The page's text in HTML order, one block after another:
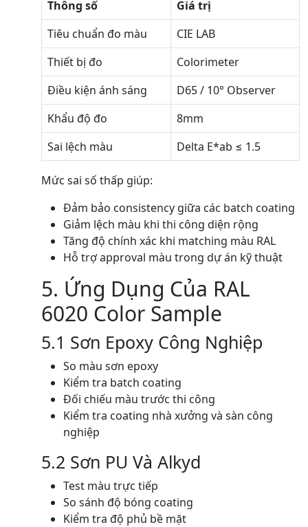
Thông số
Giá trị
Tiêu chuẩn đo màu
CIE LAB
Thiết bị đo
Colorimeter
Điều kiện ánh sáng
D65 / 10° Observer
Khẩu độ đo
8mm
Sai lệch màu
Delta E*ab ≤ 1.5
Mức sai số thấp giúp:
Đảm bảo consistency giữa các batch coating
Giảm lệch màu khi thi công diện rộng
Tăng độ chính xác khi matching màu RAL
Hỗ trợ approval màu trong dự án kỹ thuật
5. Ứng Dụng Của RAL
6020 Color Sample
5.1 Sơn Epoxy Công Nghiệp
So màu sơn epoxy
Kiểm tra batch coating
Đối chiếu màu trước thi công
Kiểm tra coating nhà xưởng và sàn công
nghiệp
5.2 Sơn PU Và Alkyd
Test màu trực tiếp
So sánh độ bóng coating
Kiểm tra độ phủ bề mặt